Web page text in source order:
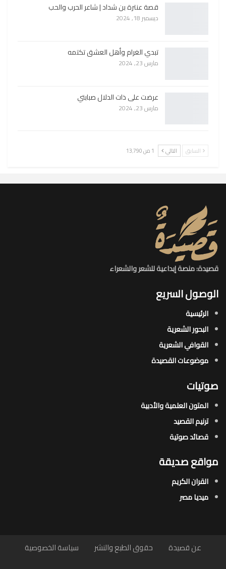
قصة عنترة بن شداد | شاعر الحرب والحب
ديسمبر 18, 2024
تبدي الغرام وأهل العشق تكتمه
مارس 23, 2024
عرضت على ذات الدلال صبابتي
مارس 23, 2024
السابق التالي 1 من 13٬790
قصيدة: منصة إبداعية للشعر والشعراء
الوصول السريع
الرئيسية
البحور الشعرية​
القوافي الشعرية​
موضوعات القصيدة​
صوتيات
المتون العلمية والأدبية
ترنيم القصيد
قصائد صوتية
مواقع صديقة
القران الكريم
ميديا مصر
عن قصيدة حقوق الطبع والنشر
سياسة الخصوصية